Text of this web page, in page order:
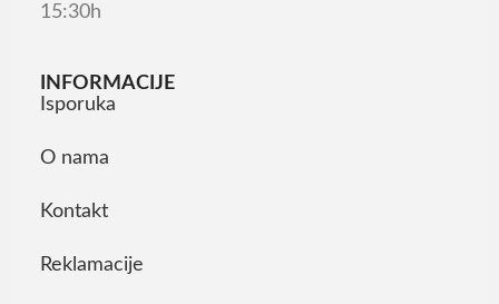
15:30h
INFORMACIJE
Isporuka
O nama
Kontakt
Reklamacije